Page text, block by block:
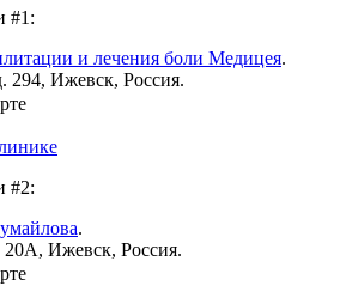
#1:
и лечения боли Медицея.
294, Ижевск, Россия.
#2:
.
20А, Ижевск, Россия.